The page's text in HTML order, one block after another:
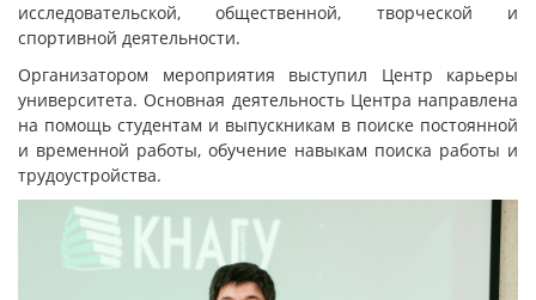
исследовательской, общественной, творческой и
спортивной деятельности.
Организатором мероприятия выступил Центр карьеры
университета. Основная деятельность Центра направлена
на помощь студентам и выпускникам в поиске постоянной
и временной работы, обучение навыкам поиска работы и
трудоустройства.